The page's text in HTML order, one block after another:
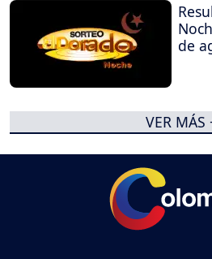
de
VER MÁS